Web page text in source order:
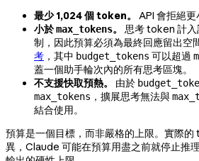
最少 1,024 個 token。
API 會拒絕更
小於max_tokens。 思考 token 計入
制，因此預算必須為最終回應留出空
考 ，其中 budget_tokens 可以超過
蓋一個助手輪次內的所有思考區塊。
不支援快取預熱。
由於
max_tokens ，擴展思考無法與
結合使用。
預算是一個目標，而非嚴格的上限。實際
異，Claude 可能在預算用盡之前就停止推理